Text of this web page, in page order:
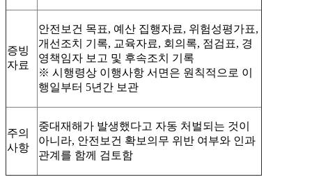
증빙
자료
안전보건 목표, 예산 집행자료, 위험성평가표,
개선조치 기록, 교육자료, 회의록, 점검표, 경
영책임자 보고 및 후속조치 기록
※ 시행령상 이행사항 서면은 원칙적으로 이
행일부터 5년간 보관
주의
사항
중대재해가 발생했다고 자동 처벌되는 것이
아니라, 안전보건 확보의무 위반 여부와 인과
관계를 함께 검토함